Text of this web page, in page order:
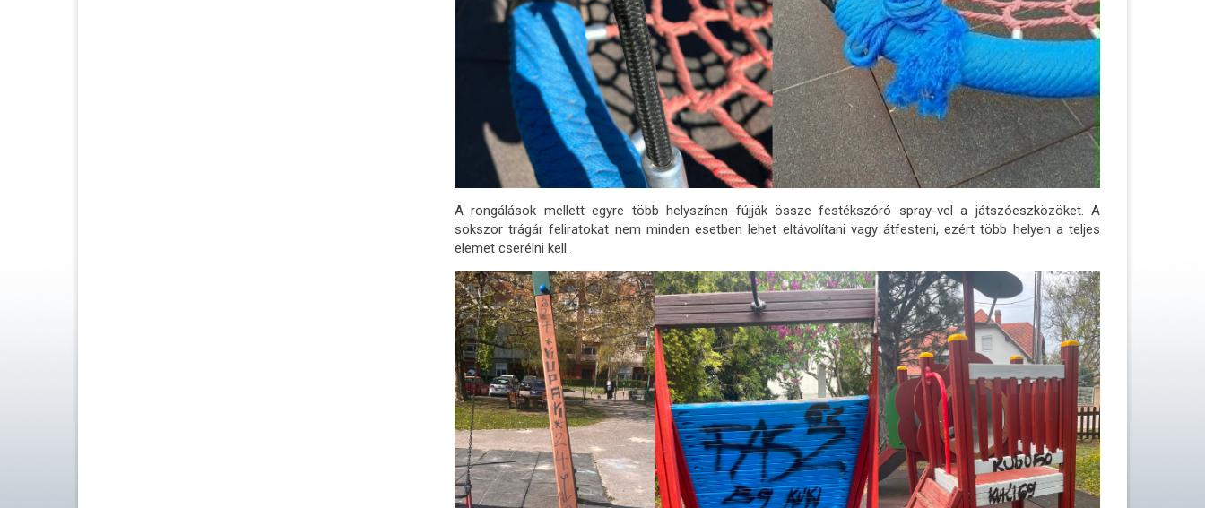
A rongálások mellett egyre több helyszínen fújják össze festékszóró spray-vel a játszóeszközöket. A
sokszor trágár feliratokat nem minden esetben lehet eltávolítani vagy átfesteni, ezért több helyen a teljes
elemet cserélni kell.